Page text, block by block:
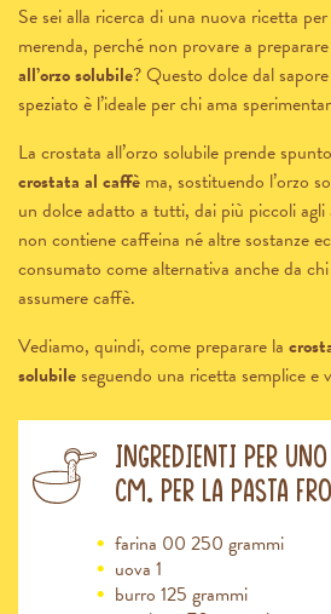
Se sei alla ricerca di una nuova ricetta
merenda, perché non provare a
all’orzo solubile? Questo dolce dal
speziato è l’ideale per chi ama
La crostata all’orzo solubile prende
crostata al caffè ma, sostituendo l’orzo
un dolce adatto a tutti, dai più piccoli agli
non contiene caffeina né altre sostanze
consumato come alternativa anche da
assumere caffè.
Vediamo, quindi, come preparare la
solubileseguendo una ricetta semplice e
Ingredienti per
cm. Per la pasta
farina 00 250 grammi
uova 1
burro 125 grammi